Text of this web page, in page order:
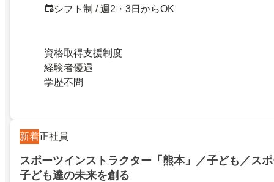
シフト制 / 週2・3日からOK
資格取得支援制度
経験者優遇
学歴不問
新着正社員
スポーツインストラクター「熊本」／子ども／ス
子ども達の未来を創る